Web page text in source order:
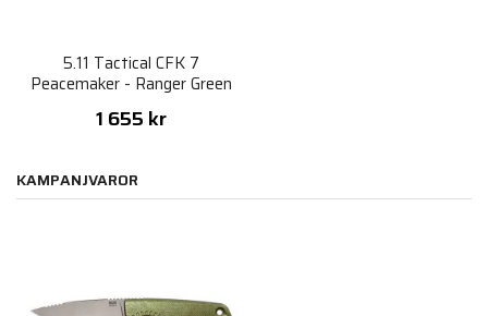
5.11 Tactical CFK 7
Peacemaker - Ranger Green
1 655 kr
KAMPANJVAROR